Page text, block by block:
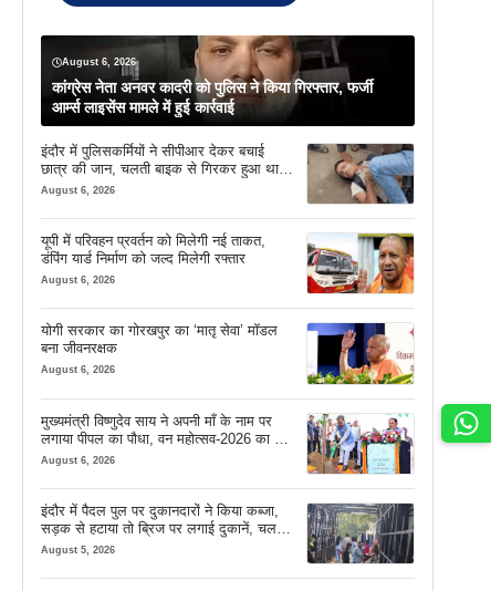
August 6, 2026
कांग्रेस नेता अनवर कादरी को पुलिस ने किया गिरफ्तार, फर्जी
आर्म्स लाइसेंस मामले में हुई कार्रवाई
इंदौर में पुलिसकर्मियों ने सीपीआर देकर बचाई
छात्र की जान, चलती बाइक से गिरकर हुआ था
बेहोश
August 6, 2026
यूपी में परिवहन प्रवर्तन को मिलेगी नई ताकत,
डंपिंग यार्ड निर्माण को जल्द मिलेगी रफ्तार
August 6, 2026
योगी सरकार का गोरखपुर का ‘मातृ सेवा’ मॉडल
बना जीवनरक्षक
August 6, 2026
मुख्यमंत्री विष्णुदेव साय ने अपनी माँ के नाम पर
लगाया पीपल का पौधा, वन महोत्सव-2026 का हुआ
शुभारंभ
August 6, 2026
इंदौर में पैदल पुल पर दुकानदारों ने किया कब्जा,
सड़क से हटाया तो ब्रिज पर लगाई दुकानें, चलने
की जगह भी नहीं मिल रही
August 5, 2026